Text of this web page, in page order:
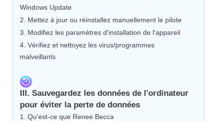
Windows Update
2. Mettez à jour ou réinstallez manuellement le pilote
3. Modifiez les paramètres d'installation de l'appareil
4. Vérifiez et nettoyez les virus/programmes
malveillants
III. Sauvegardez les données de l'ordinateur
pour éviter la perte de données
1. Qu'est-ce que Renee Becca